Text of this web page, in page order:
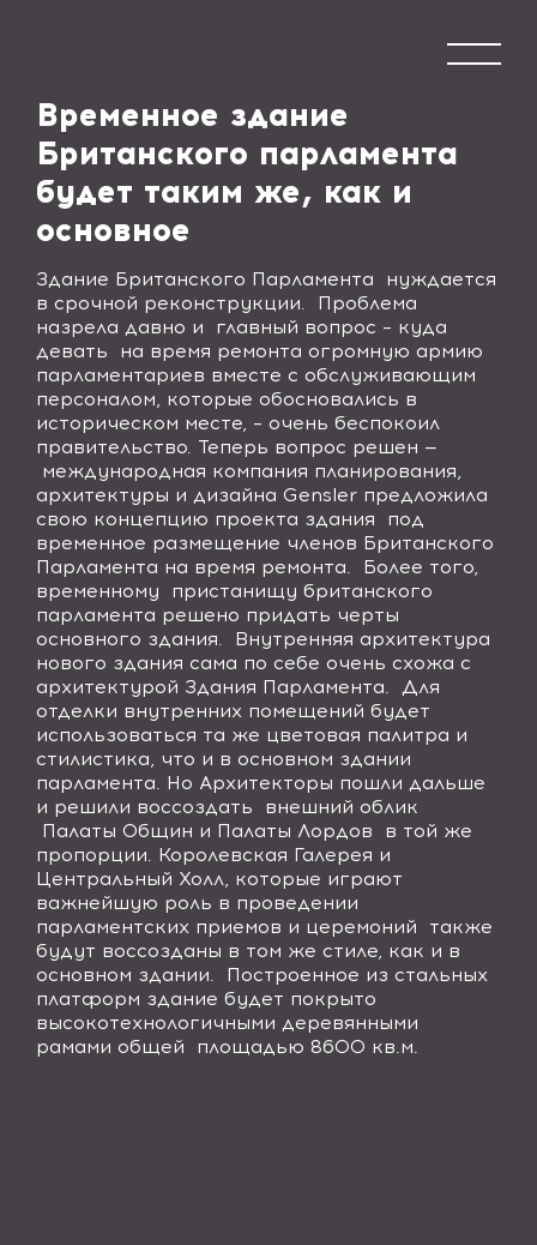
Временное здание
Британского парламента
будет таким же, как и
основное
Здание Британского Парламента
нуждается
в срочной реконструкции.
Проблема
назрела давно и
главный вопрос – куда
девать
на время ремонта огромную армию
парламентариев вместе с обслуживающим
персоналом, которые обосновались в
историческом месте, – очень беспокоил
правительство. Теперь вопрос решен —
международная компания планирования,
архитектуры и дизайна Gensler предложила
свою концепцию проекта здания
под
временное размещение членов Британского
Парламента на время ремонта.
Более того,
временному
пристанищу британского
парламента решено придать черты
основного здания.
Внутренняя архитектура
нового здания сама по себе очень схожа с
архитектурой Здания Парламента. Для
отделки внутренних помещений будет
использоваться та же цветовая палитра и
стилистика, что и в основном здании
парламента. Но Архитекторы пошли дальше
и решили воссоздать
внешний облик
Палаты Общин и Палаты Лордов
в той же
пропорции. Королевская Галерея и
Центральный Холл, которые играют
важнейшую роль в проведении
парламентских приемов и церемоний
также
будут воссозданы в том же стиле, как и в
основном здании.
Построенное из стальных
платформ здание будет покрыто
высокотехнологичными деревянными
рамами общей
площадью 8600 кв.м.